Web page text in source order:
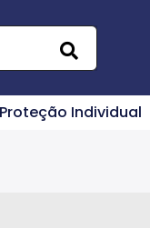
Proteção Individual